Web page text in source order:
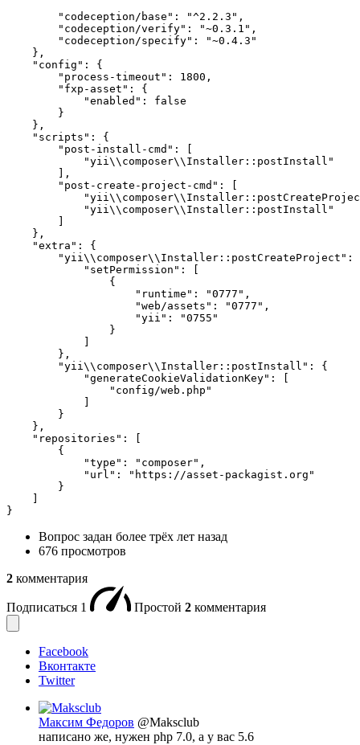
        "codeception/base": "^2.2.3",
        "codeception/verify": "~0.3.1",
        "codeception/specify": "~0.4.3"
    },
    "config": {
        "process-timeout": 1800,
        "fxp-asset": {
            "enabled": false
        }
    },
    "scripts": {
        "post-install-cmd": [
            "yii\\composer\\Installer::postInstall"
        ],
        "post-create-project-cmd": [
            "yii\\composer\\Installer::postInstall"
    },
    "extra": {
"yii\\composer\\Installer::postCreateProject":
            "setPermission": [
                {
                    "runtime": "0777",
                    "web/assets": "0777",
                    "yii": "0755"
                }
        },
        "yii\\composer\\Installer::postInstall": {
            "generateCookieValidationKey": [
                "config/web.php"
        }
    },
    "repositories": [
        {
            "type": "composer",
            "url": "https://asset-packagist.org"
        }
}
Вопрос задан более трёх лет назад
676 просмотров
2 комментария
Подписаться 1 Простой 2 комментария
Facebook
Вконтакте
Twitter
Максим Федоров @Maksclub
написано же, нужен php 7.0, а у вас 5.6